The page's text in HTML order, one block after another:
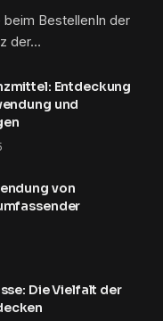
beim BestellenIn der
der…
Entdeckung
und
von
Die Vielfalt der